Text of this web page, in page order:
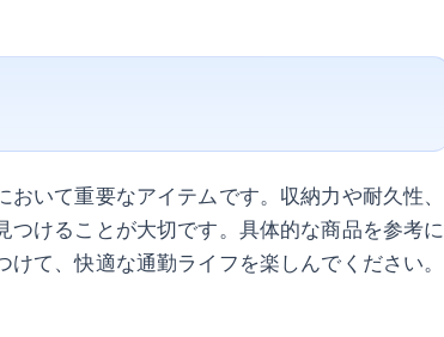
いて重要なアイテムです。収納力や耐久性、
けることが大切です。具体的な商品を参考に
て、快適な通勤ライフを楽しんでください。